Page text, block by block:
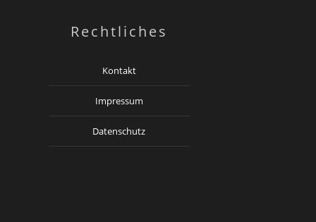
Rechtliches
Kontakt
Impressum
Datenschutz